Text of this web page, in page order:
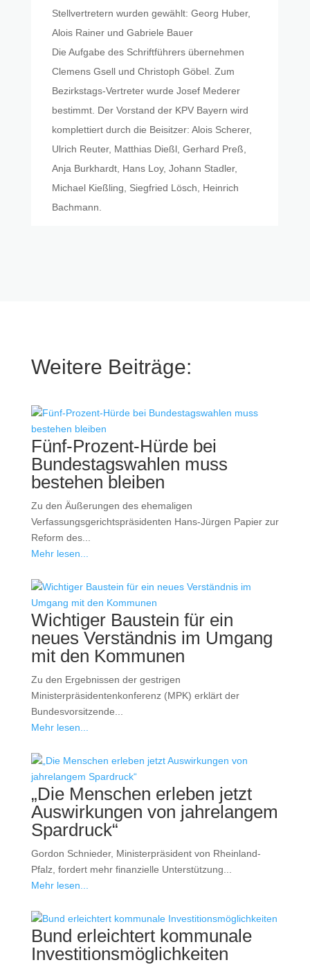
Stellvertretern wurden gewählt: Georg Huber,
Alois Rainer und Gabriele Bauer
Die Aufgabe des Schriftführers übernehmen
Clemens Gsell und Christoph Göbel. Zum
Bezirkstags-Vertreter wurde Josef Mederer
bestimmt. Der Vorstand der KPV Bayern wird
komplettiert durch die Beisitzer: Alois Scherer,
Ulrich Reuter, Matthias Dießl, Gerhard Preß,
Anja Burkhardt, Hans Loy, Johann Stadler,
Michael Kießling, Siegfried Lösch, Heinrich
Bachmann.
Weitere Beiträge:
Fünf-Prozent-Hürde bei
Bundestagswahlen muss
bestehen bleiben
Zu den Äußerungen des ehemaligen
Verfassungsgerichtspräsidenten Hans-Jürgen Papier zur
Reform des...
Mehr lesen...
Wichtiger Baustein für ein
neues Verständnis im Umgang
mit den Kommunen
Zu den Ergebnissen der gestrigen
Ministerpräsidentenkonferenz (MPK) erklärt der
Bundesvorsitzende...
Mehr lesen...
„Die Menschen erleben jetzt
Auswirkungen von jahrelangem
Spardruck“
Gordon Schnieder, Ministerpräsident von Rheinland-
Pfalz, fordert mehr finanzielle Unterstützung...
Mehr lesen...
Bund erleichtert kommunale
Investitionsmöglichkeiten